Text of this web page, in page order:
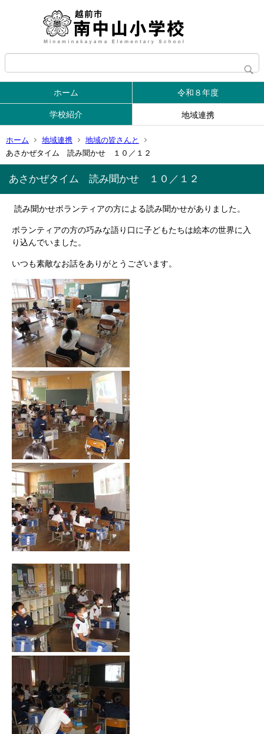
ホーム 令和８年度
学校紹介 地域連携
ホーム 地域連携
地域の皆さんと
あさかぜタイム 読み聞かせ １０／１２
あさかぜタイム 読み聞かせ １０／１２
読み聞かせボランティアの方による読み聞かせがありました。
ボランティアの方の巧みな語り口に子どもたちは絵本の世界に入
り込んでいました。
いつも素敵なお話をありがとうございます。